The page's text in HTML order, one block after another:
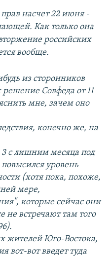
насчет 22 июня -
Как только она
российских
вообще.
из сторонников
Совфеда от 11
мне, зачем оно
конечно же, на
с лишним месяца под
уровень
(хотя пока, похоже,
мере,
которые сейчас они
не встречают там того
жителей Юго-Востока,
вот-вот введет туда